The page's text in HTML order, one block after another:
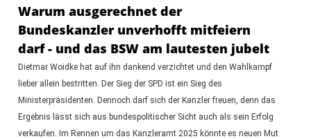
Warum ausgerechnet der
Bundeskanzler unverhofft mitfeiern
darf - und das BSW am lautesten jubelt
Dietmar Woidke hat auf ihn dankend verzichtet und den Wahlkampf
lieber allein bestritten. Der Sieg der SPD ist ein Sieg des
Ministerpräsidenten. Dennoch darf sich der Kanzler freuen, denn das
Ergebnis lässt sich aus bundespolitischer Sicht auch als sein Erfolg
verkaufen. Im Rennen um das Kanzleramt 2025 könnte es neuen Mut